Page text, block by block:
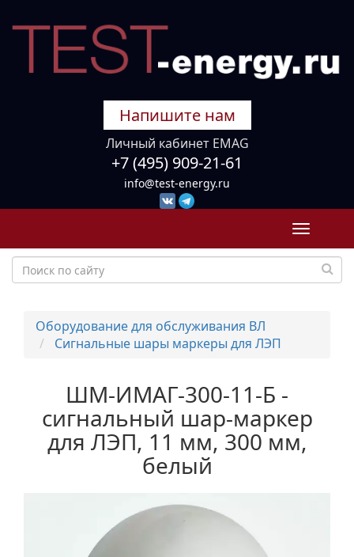
Напишите нам
Личный кабинет EMAG
+7 (495) 909-21-61
info@test-energy.ru
Toggle
Оборудование для обслуживания ВЛ
Сигнальные шары маркеры для ЛЭП
ШМ-ИМАГ-300-11-Б -
сигнальный шар-маркер
для ЛЭП, 11 мм, 300 мм,
белый